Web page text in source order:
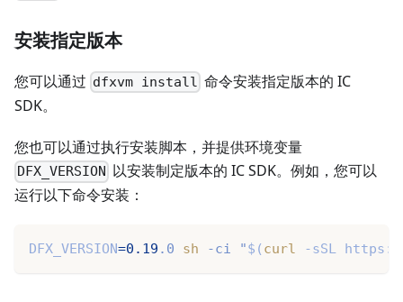
安装指定版本
您可以通过 dfxvm install 命令安装指定版本的 IC
SDK。
您也可以通过执行安装脚本，并提供环境变量
DFX_VERSION 以安装制定版本的 IC SDK。例如，您可以
运行以下命令安装：
DFX_VERSION=0.19 .0 sh -ci "$( curl -sSL